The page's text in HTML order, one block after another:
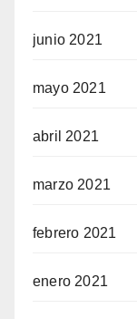
junio 2021
mayo 2021
abril 2021
marzo 2021
febrero 2021
enero 2021